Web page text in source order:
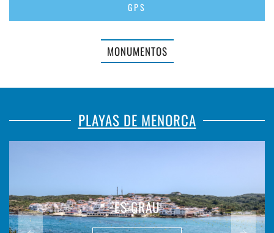
GPS
MONUMENTOS
PLAYAS DE MENORCA
ES GRAU